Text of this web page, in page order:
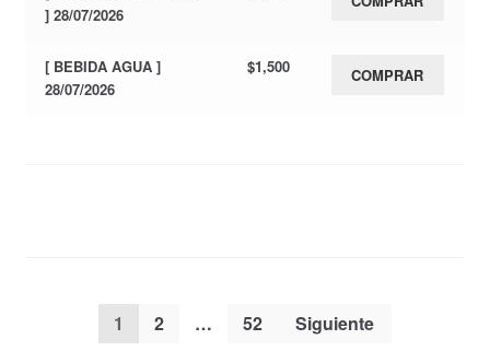
] 28/07/2026
[ BEBIDA AGUA ]
28/07/2026
$1,500 COMPRAR
Paginación
1 2 … 52 Siguiente